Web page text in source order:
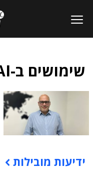
שימושים ב-AI
תוכן פרסומי
ידיעות מובילות